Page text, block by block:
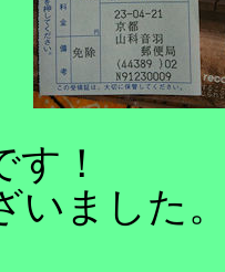
！
いました